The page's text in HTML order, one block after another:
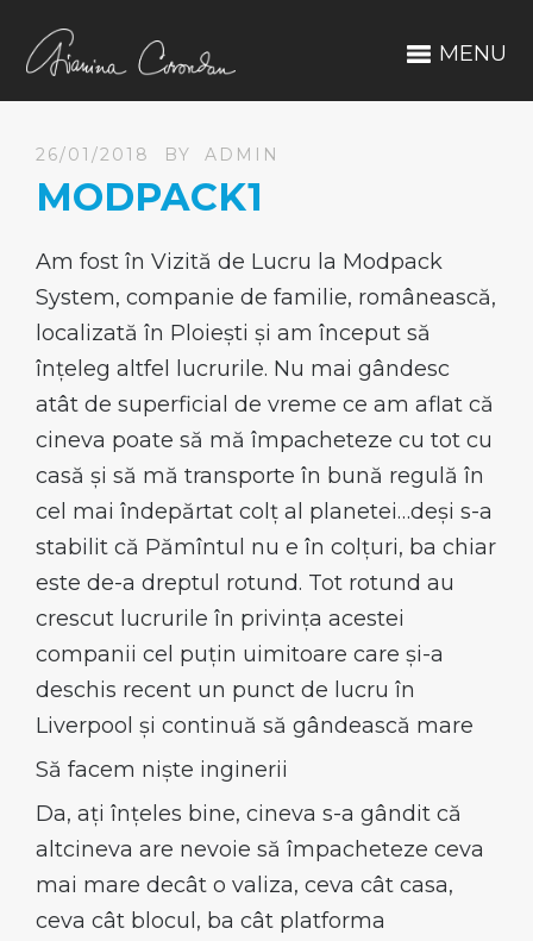
MENU
26/01/2018 BY ADMIN
MODPACK1
Am fost în Vizită de Lucru la Modpack
System, companie de familie, românească,
localizată în Ploiești și am început să
înțeleg altfel lucrurile. Nu mai gândesc
atât de superficial de vreme ce am aflat că
cineva poate să mă împacheteze cu tot cu
casă și să mă transporte în bună regulă în
cel mai îndepărtat colț al planetei…deși s-a
stabilit că Pămîntul nu e în colțuri, ba chiar
este de-a dreptul rotund. Tot rotund au
crescut lucrurile în privința acestei
companii cel puțin uimitoare care și-a
deschis recent un punct de lucru în
Liverpool și continuă să gândească mare
Să facem niște inginerii
Da, ați înțeles bine, cineva s-a gândit că
altcineva are nevoie să împacheteze ceva
mai mare decât o valiza, ceva cât casa,
ceva cât blocul, ba cât platforma